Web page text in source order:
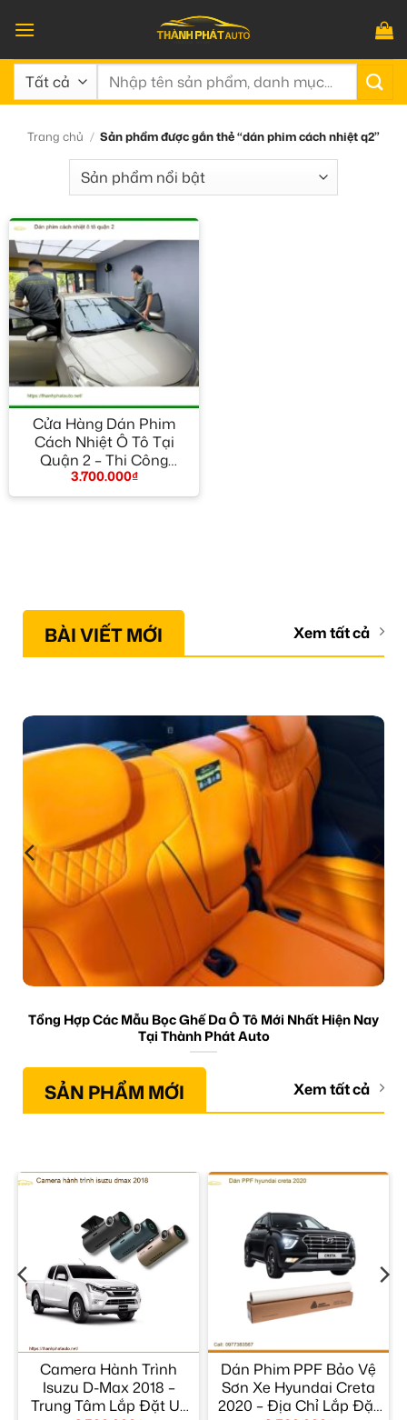
qua
nội
dung
Tìm
Trang chủ / Sản phẩm được gắn thẻ “dán phim cách nhiệt q2”
Cửa Hàng Dán Phim
Cách Nhiệt Ô Tô Tại
Quận 2 – Thi Công
Chuyên Nghiệp
3.700.000₫
BÀI VIẾT MỚI Xem tất cả
Tổng Hợp Các Mẫu Bọc Ghế Da Ô Tô Mới Nhất Hiện Nay
Tại Thành Phát Auto
SẢN PHẨM MỚI Xem tất cả
Camera Hành Trình
Isuzu D-Max 2018 –
Trung Tâm Lắp Đặt Uy
Dán Phim PPF Bảo Vệ
Sơn Xe Hyundai Creta
2020 – Địa Chỉ Lắp Đặt